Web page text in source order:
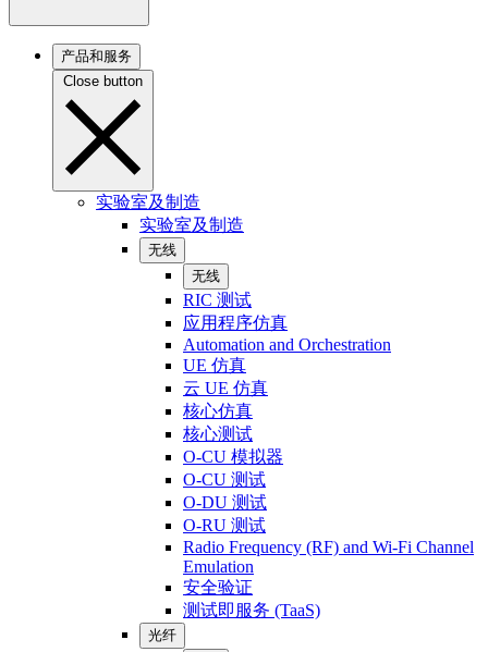
产品和服务
Close button
实验室及制造
实验室及制造
无线
无线
RIC 测试
应用程序仿真
Automation and Orchestration
UE 仿真
云 UE 仿真
核心仿真
核心测试
O-CU 模拟器
O-CU 测试
O-DU 测试
O-RU 测试
Radio Frequency (RF) and Wi-Fi Channel
Emulation
安全验证
测试即服务 (TaaS)
光纤